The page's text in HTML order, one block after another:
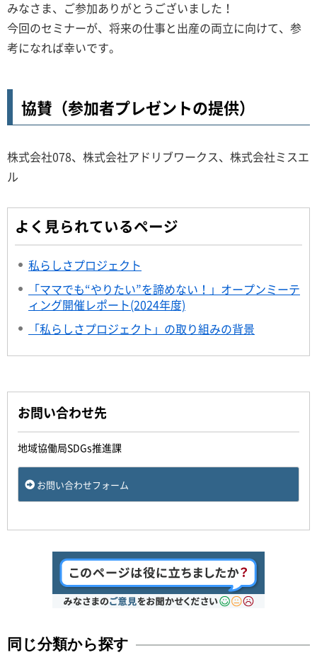
みなさま、ご参加ありがとうございました！
今回のセミナーが、将来の仕事と出産の両立に向けて、参
考になれば幸いです。
協賛（参加者プレゼントの提供）
株式会社078、株式会社アドリブワークス、株式会社ミスエ
ル
よく見られているページ
私らしさプロジェクト
「ママでも“やりたい”を諦めない！」オープンミーテ
ィング開催レポート(2024年度)
「私らしさプロジェクト」の取り組みの背景
お問い合わせ先
地域協働局SDGs推進課
お問い合わせフォーム
同じ分類から探す